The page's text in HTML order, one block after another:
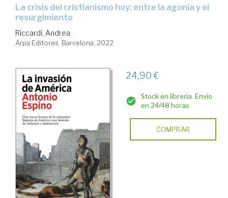
la crisis del cristianismo hoy: entre la agonía y el
resurgimiento
Riccardi, Andrea
Arpa Editores. Barcelona, 2022
24,90 €
Stock en librería. Envío
en 24/48 horas
COMPRAR